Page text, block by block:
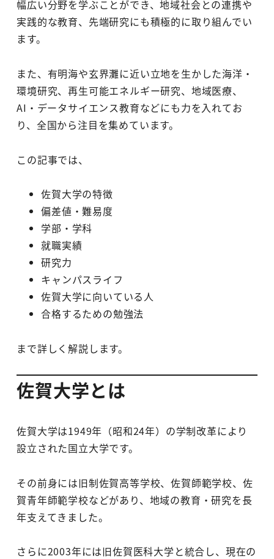
幅広い分野を学ぶことができ、地域社会との連携や
実践的な教育、先端研究にも積極的に取り組んでい
ます。
また、有明海や玄界灘に近い立地を生かした海洋・
環境研究、再生可能エネルギー研究、地域医療、
AI・データサイエンス教育などにも力を入れてお
り、全国から注目を集めています。
この記事では、
佐賀大学の特徴
偏差値・難易度
学部・学科
就職実績
研究力
キャンパスライフ
佐賀大学に向いている人
合格するための勉強法
まで詳しく解説します。
佐賀大学とは
佐賀大学は1949年（昭和24年）の学制改革により
設立された国立大学です。
その前身には旧制佐賀高等学校、佐賀師範学校、佐
賀青年師範学校などがあり、地域の教育・研究を長
年支えてきました。
さらに2003年には旧佐賀医科大学と統合し、現在の